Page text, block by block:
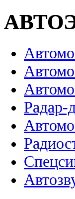
Радар-